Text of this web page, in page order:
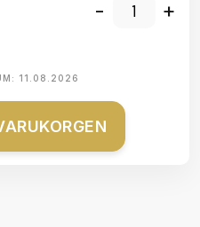
- +
11.08.2026